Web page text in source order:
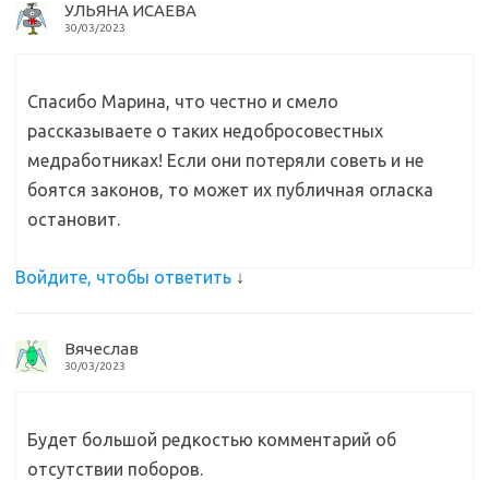
УЛЬЯНА ИСАЕВА
30/03/2023
Спасибо Марина, что честно и смело
рассказываете о таких недобросовестных
медработниках! Если они потеряли советь и не
боятся законов, то может их публичная огласка
остановит.
Войдите, чтобы ответить ↓
Вячеслав
30/03/2023
Будет большой редкостью комментарий об
отсутствии поборов.